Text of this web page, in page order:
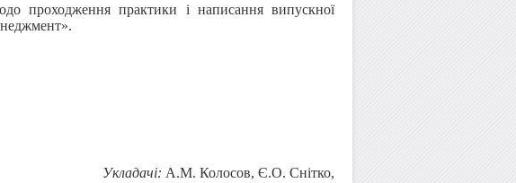
проходження практики і написання випускної
Укладачі: А.М. Колосов, Є.О. Снітко,